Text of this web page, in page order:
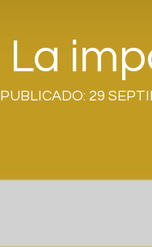
La
PUBLICADO: 29